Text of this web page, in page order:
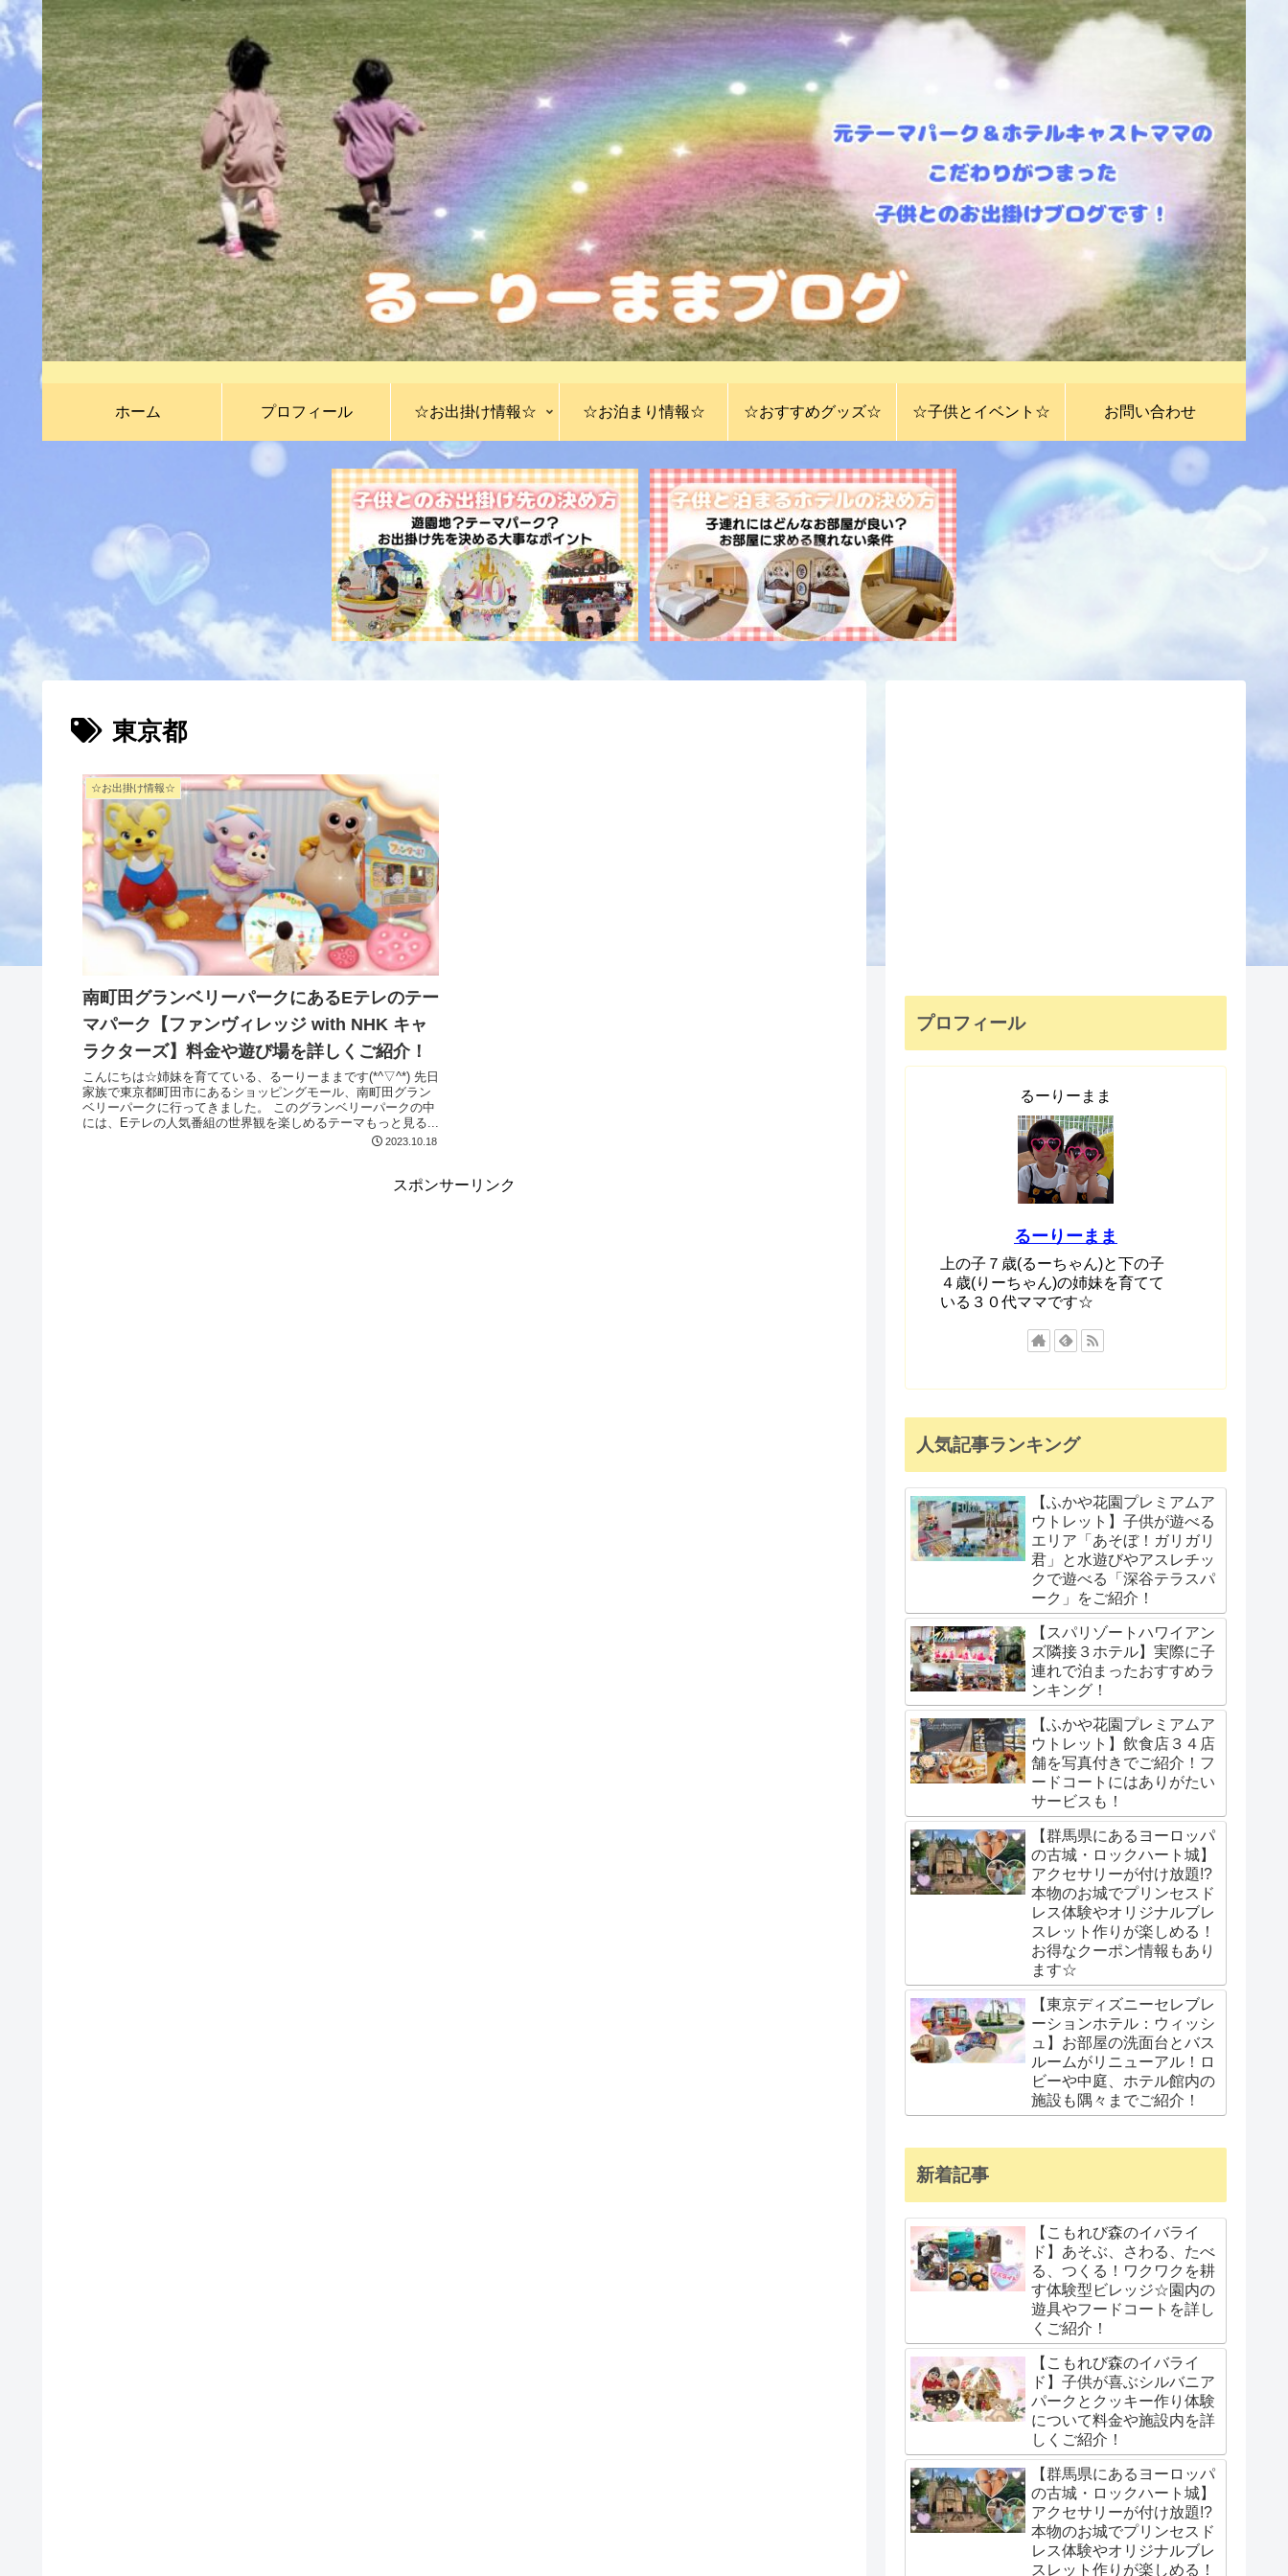
ホーム プロフィール ☆お出掛け情報☆ ☆お泊まり情報☆ ☆おすすめグッズ☆ ☆子供とイベント☆ お問い合わせ
東京都
☆お出掛け情報☆
南町田グランベリーパークにあるEテレのテー
マパーク【ファンヴィレッジ with NHK キャ
ラクターズ】料金や遊び場を詳しくご紹介！
こんにちは☆姉妹を育てている、るーりーままです(*^▽^*) 先日
家族で東京都町田市にあるショッピングモール、南町田グラン
ベリーパークに行ってきました。 このグランベリーパークの中
には、Eテレの人気番組の世界観を楽しめるテーマもっと見る...
2023.10.18
スポンサーリンク
プロフィール
るーりーまま
るーりーまま
上の子７歳(るーちゃん)と下の子
４歳(りーちゃん)の姉妹を育てて
いる３０代ママです☆
人気記事ランキング
【ふかや花園プレミアムア
ウトレット】子供が遊べる
エリア「あそぼ！ガリガリ
君」と水遊びやアスレチッ
クで遊べる「深谷テラスパ
ーク」をご紹介！
【スパリゾートハワイアン
ズ隣接３ホテル】実際に子
連れで泊まったおすすめラ
ンキング！
【ふかや花園プレミアムア
ウトレット】飲食店３４店
舗を写真付きでご紹介！フ
ードコートにはありがたい
サービスも！
【群馬県にあるヨーロッパ
の古城・ロックハート城】
アクセサリーが付け放題!?
本物のお城でプリンセスド
レス体験やオリジナルブレ
スレット作りが楽しめる！
お得なクーポン情報もあり
ます☆
【東京ディズニーセレブレ
ーションホテル：ウィッシ
ュ】お部屋の洗面台とバス
ルームがリニューアル！ロ
ビーや中庭、ホテル館内の
施設も隅々までご紹介！
新着記事
【こもれび森のイバライ
ド】あそぶ、さわる、たべ
る、つくる！ワクワクを耕
す体験型ビレッジ☆園内の
遊具やフードコートを詳し
くご紹介！
【こもれび森のイバライ
ド】子供が喜ぶシルバニア
パークとクッキー作り体験
について料金や施設内を詳
しくご紹介！
【群馬県にあるヨーロッパ
の古城・ロックハート城】
アクセサリーが付け放題!?
本物のお城でプリンセスド
レス体験やオリジナルブレ
スレット作りが楽しめる！